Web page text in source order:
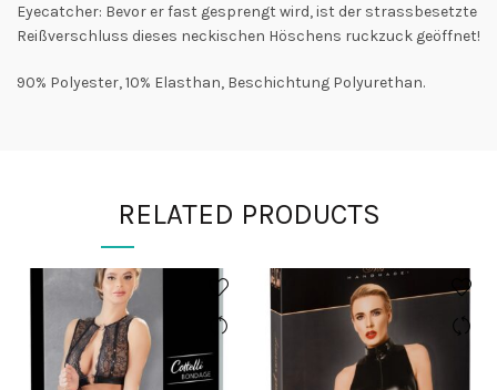
Eyecatcher: Bevor er fast gesprengt wird, ist der strassbesetzte
Reißverschluss dieses neckischen Höschens ruckzuck geöffnet!
90% Polyester, 10% Elasthan, Beschichtung Polyurethan.
RELATED PRODUCTS